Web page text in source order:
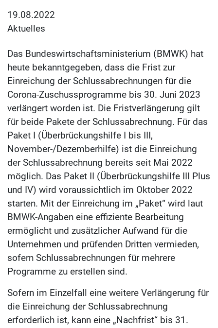
19.08.2022
Aktuelles
Das Bundeswirtschaftsministerium (BMWK) hat
heute bekanntgegeben, dass die Frist zur
Einreichung der Schlussabrechnungen für die
Corona-Zuschussprogramme bis 30. Juni 2023
verlängert worden ist. Die Fristverlängerung gilt
für beide Pakete der Schlussabrechnung. Für das
Paket I (Überbrückungshilfe I bis III,
November-/Dezemberhilfe) ist die Einreichung
der Schlussabrechnung bereits seit Mai 2022
möglich. Das Paket II (Überbrückungshilfe III Plus
und IV) wird voraussichtlich im Oktober 2022
starten. Mit der Einreichung im „Paket“ wird laut
BMWK-Angaben eine effiziente Bearbeitung
ermöglicht und zusätzlicher Aufwand für die
Unternehmen und prüfenden Dritten vermieden,
sofern Schlussabrechnungen für mehrere
Programme zu erstellen sind.
Sofern im Einzelfall eine weitere Verlängerung für
die Einreichung der Schlussabrechnung
erforderlich ist, kann eine „Nachfrist“ bis 31.